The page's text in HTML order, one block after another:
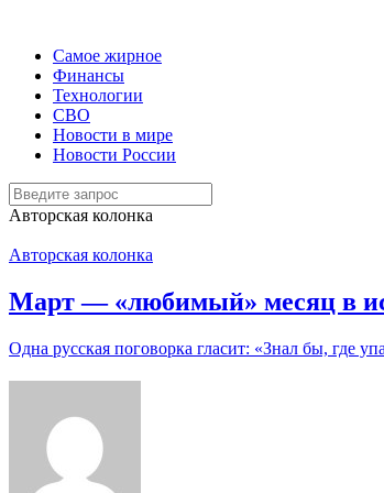
Самое жирное
Финансы
Технологии
СВО
Новости в мире
Новости России
Авторская колонка
Авторская колонка
Март — «любимый» месяц в
Одна русская поговорка гласит: «Знал бы, где